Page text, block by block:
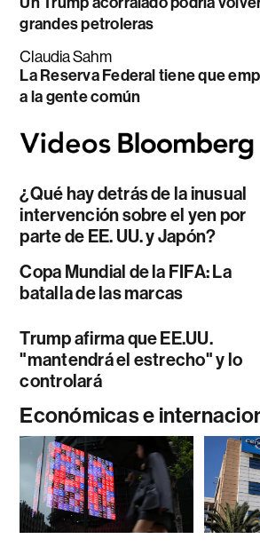
grandes petroleras
Claudia Sahm
La Reserva Federal tiene que
a la gente común
¿Qué hay detrás de la inusual
intervención sobre el yen por
parte de EE. UU. y Japón?
Copa Mundial de la FIFA: La
batalla de las marcas
Trump afirma que EE.UU.
"mantendrá el estrecho" y lo
controlará
Económicas e